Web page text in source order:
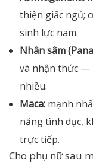
thiện giấc ngủ;
sinh lực nam.
Nhân sâm
và nhận thức —
nhiều.
Maca: mạnh
năng tình dục,
trực tiếp.
Cho phụ nữ sau